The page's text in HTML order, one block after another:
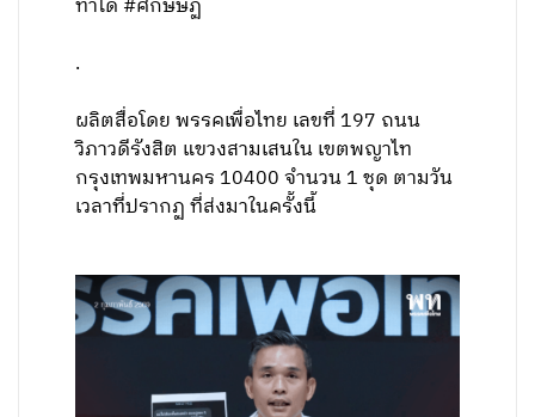
ทำได้ #ศึกษิษฏ์
.
ผลิตสื่อโดย พรรคเพื่อไทย เลขที่ 197 ถนน
วิภาวดีรังสิต แขวงสามเสนใน เขตพญาไท
กรุงเทพมหานคร 10400 จำนวน 1 ชุด ตามวัน
เวลาที่ปรากฏ ที่ส่งมาในครั้งนี้